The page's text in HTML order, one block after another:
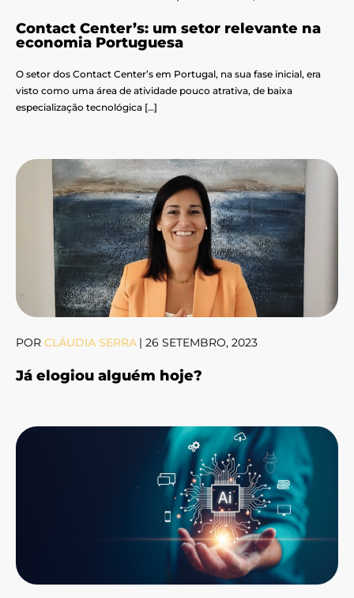
Contact Center’s: um setor relevante na
economia Portuguesa
O setor dos Contact Center’s em Portugal, na sua fase inicial, era
visto como uma área de atividade pouco atrativa, de baixa
especialização tecnológica […]
POR CLÁUDIA SERRA | 26 SETEMBRO, 2023
Já elogiou alguém hoje?